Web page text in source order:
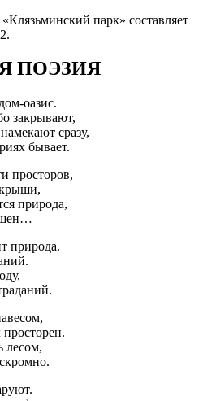
парк» составляет
ПОЭЗИЯ
оазис.
закрывают,
сразу,
бывает.
просторов,
крыши,
природа,
природа.
лесом,